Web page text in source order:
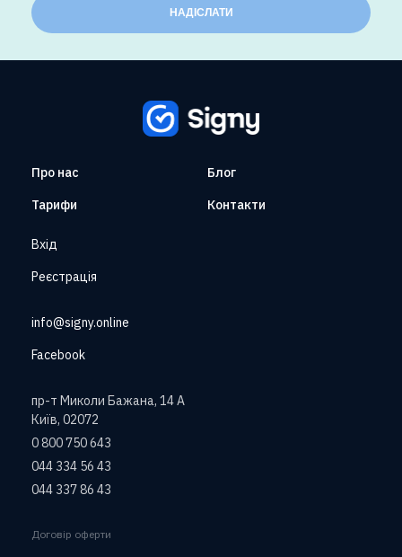
НАДІСЛАТИ
Про нас
Тарифи
Блог
Контакти
Вхід
Реєстрація
info@signy.online
Facebook
пр-т Миколи Бажана, 14 А
Київ, 02072
0 800 750 643
044 334 56 43
044 337 86 43
Договір оферти